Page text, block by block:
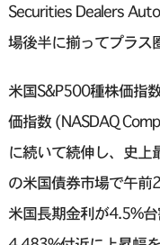
Securities Dealers
場後半に揃ってプラス
米国S&P500種株価指
価指数 (NASDAQ
に続いて続伸し、史上
の米国債券市場で午
米国長期金利が4.5%